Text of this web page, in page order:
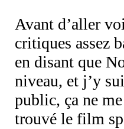
Avant d’aller
critiques assez
en disant que
niveau, et j’y
public, ça ne
trouvé le film